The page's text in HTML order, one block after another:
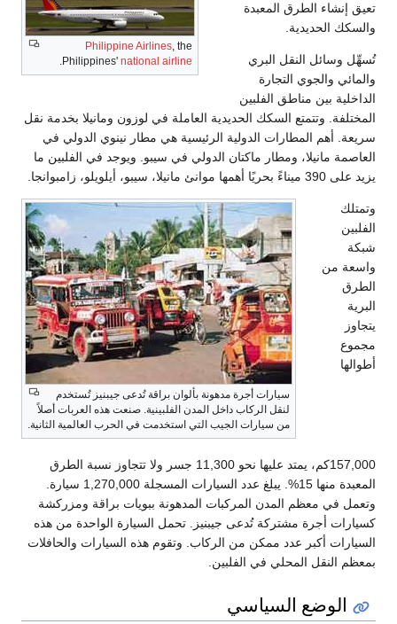
Philippine Airlines, the
Philippines' national airline
.
تعيق إنشاء الطرق المعبدة
والسكك الحديدية.
تُسهِّل وسائل النقل البري
والمائي والجوي التجارة
الداخلية بين مناطق الفلبين
المختلفة. وتتمتع السكك الحديدية العاملة في لوزون ومانيلا بخدمة نقل
سريعة. أهم المطارات الدولية الرئيسية هي مطار نينوي الدولي في
العاصمة مانيلا، ومطار ماكتان الدولي في سيبو. ويوجد في الفلبين ما
يزيد على 390 ميناءً بحريًا أهمها موانئ مانيلا، سيبو، أيلويلو، زامبوانجا.
سيارات أجرة مدهونة بألوان براقة تُدعى جيبنيز تُستخدم
لنقل الركاب داخل المدن الفلبينية. صنعت هذه العربات أصلاً
من سيارات الجيب التي استخدمت في الحرب العالمية الثانية.
وتمتلك
الفلبين
شبكة
واسعة من
الطرق
البرية
يتجاوز
مجموع
أطوالها
157,000كم، يمتد عليها نحو 11,300 جسر ولا تتجاوز نسبة الطرق
المعبدة منها 15%. يبلغ عدد السيارات المسجلة 1,270,000 سيارة.
وتعمل في معظم المدن المركبات المدهونة ببويات براقة ومزركشة
كسيارات أجرة مشتركة تُدعى جيبنيز. تحمل السيارة الواحدة من هذه
السيارات أكبر عدد ممكن من الركاب. وتقوم هذه السيارات والحافلات
بمعظم النقل المحلي في الفلبين.
الوضع السياسي